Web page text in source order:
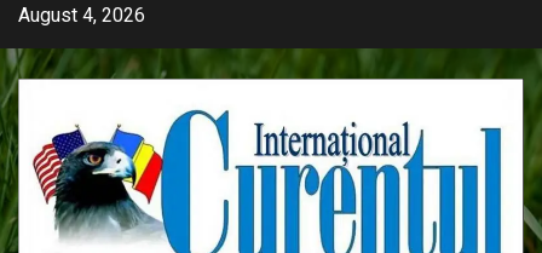
Skip
content
August 4, 2026